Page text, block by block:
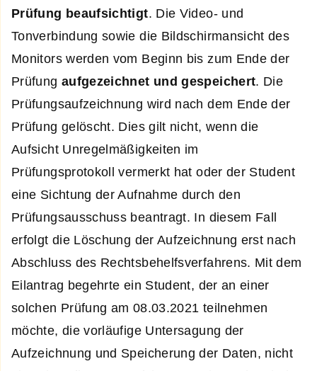
Prüfung beaufsichtigt. Die Video- und
Tonverbindung sowie die Bildschirmansicht des
Monitors werden vom Beginn bis zum Ende der
Prüfung aufgezeichnet und gespeichert. Die
Prüfungsaufzeichnung wird nach dem Ende der
Prüfung gelöscht. Dies gilt nicht, wenn die
Aufsicht Unregelmäßigkeiten im
Prüfungsprotokoll vermerkt hat oder der Student
eine Sichtung der Aufnahme durch den
Prüfungsausschuss beantragt. In diesem Fall
erfolgt die Löschung der Aufzeichnung erst nach
Abschluss des Rechtsbehelfsverfahrens. Mit dem
Eilantrag begehrte ein Student, der an einer
solchen Prüfung am 08.03.2021 teilnehmen
möchte, die vorläufige Untersagung der
Aufzeichnung und Speicherung der Daten, nicht